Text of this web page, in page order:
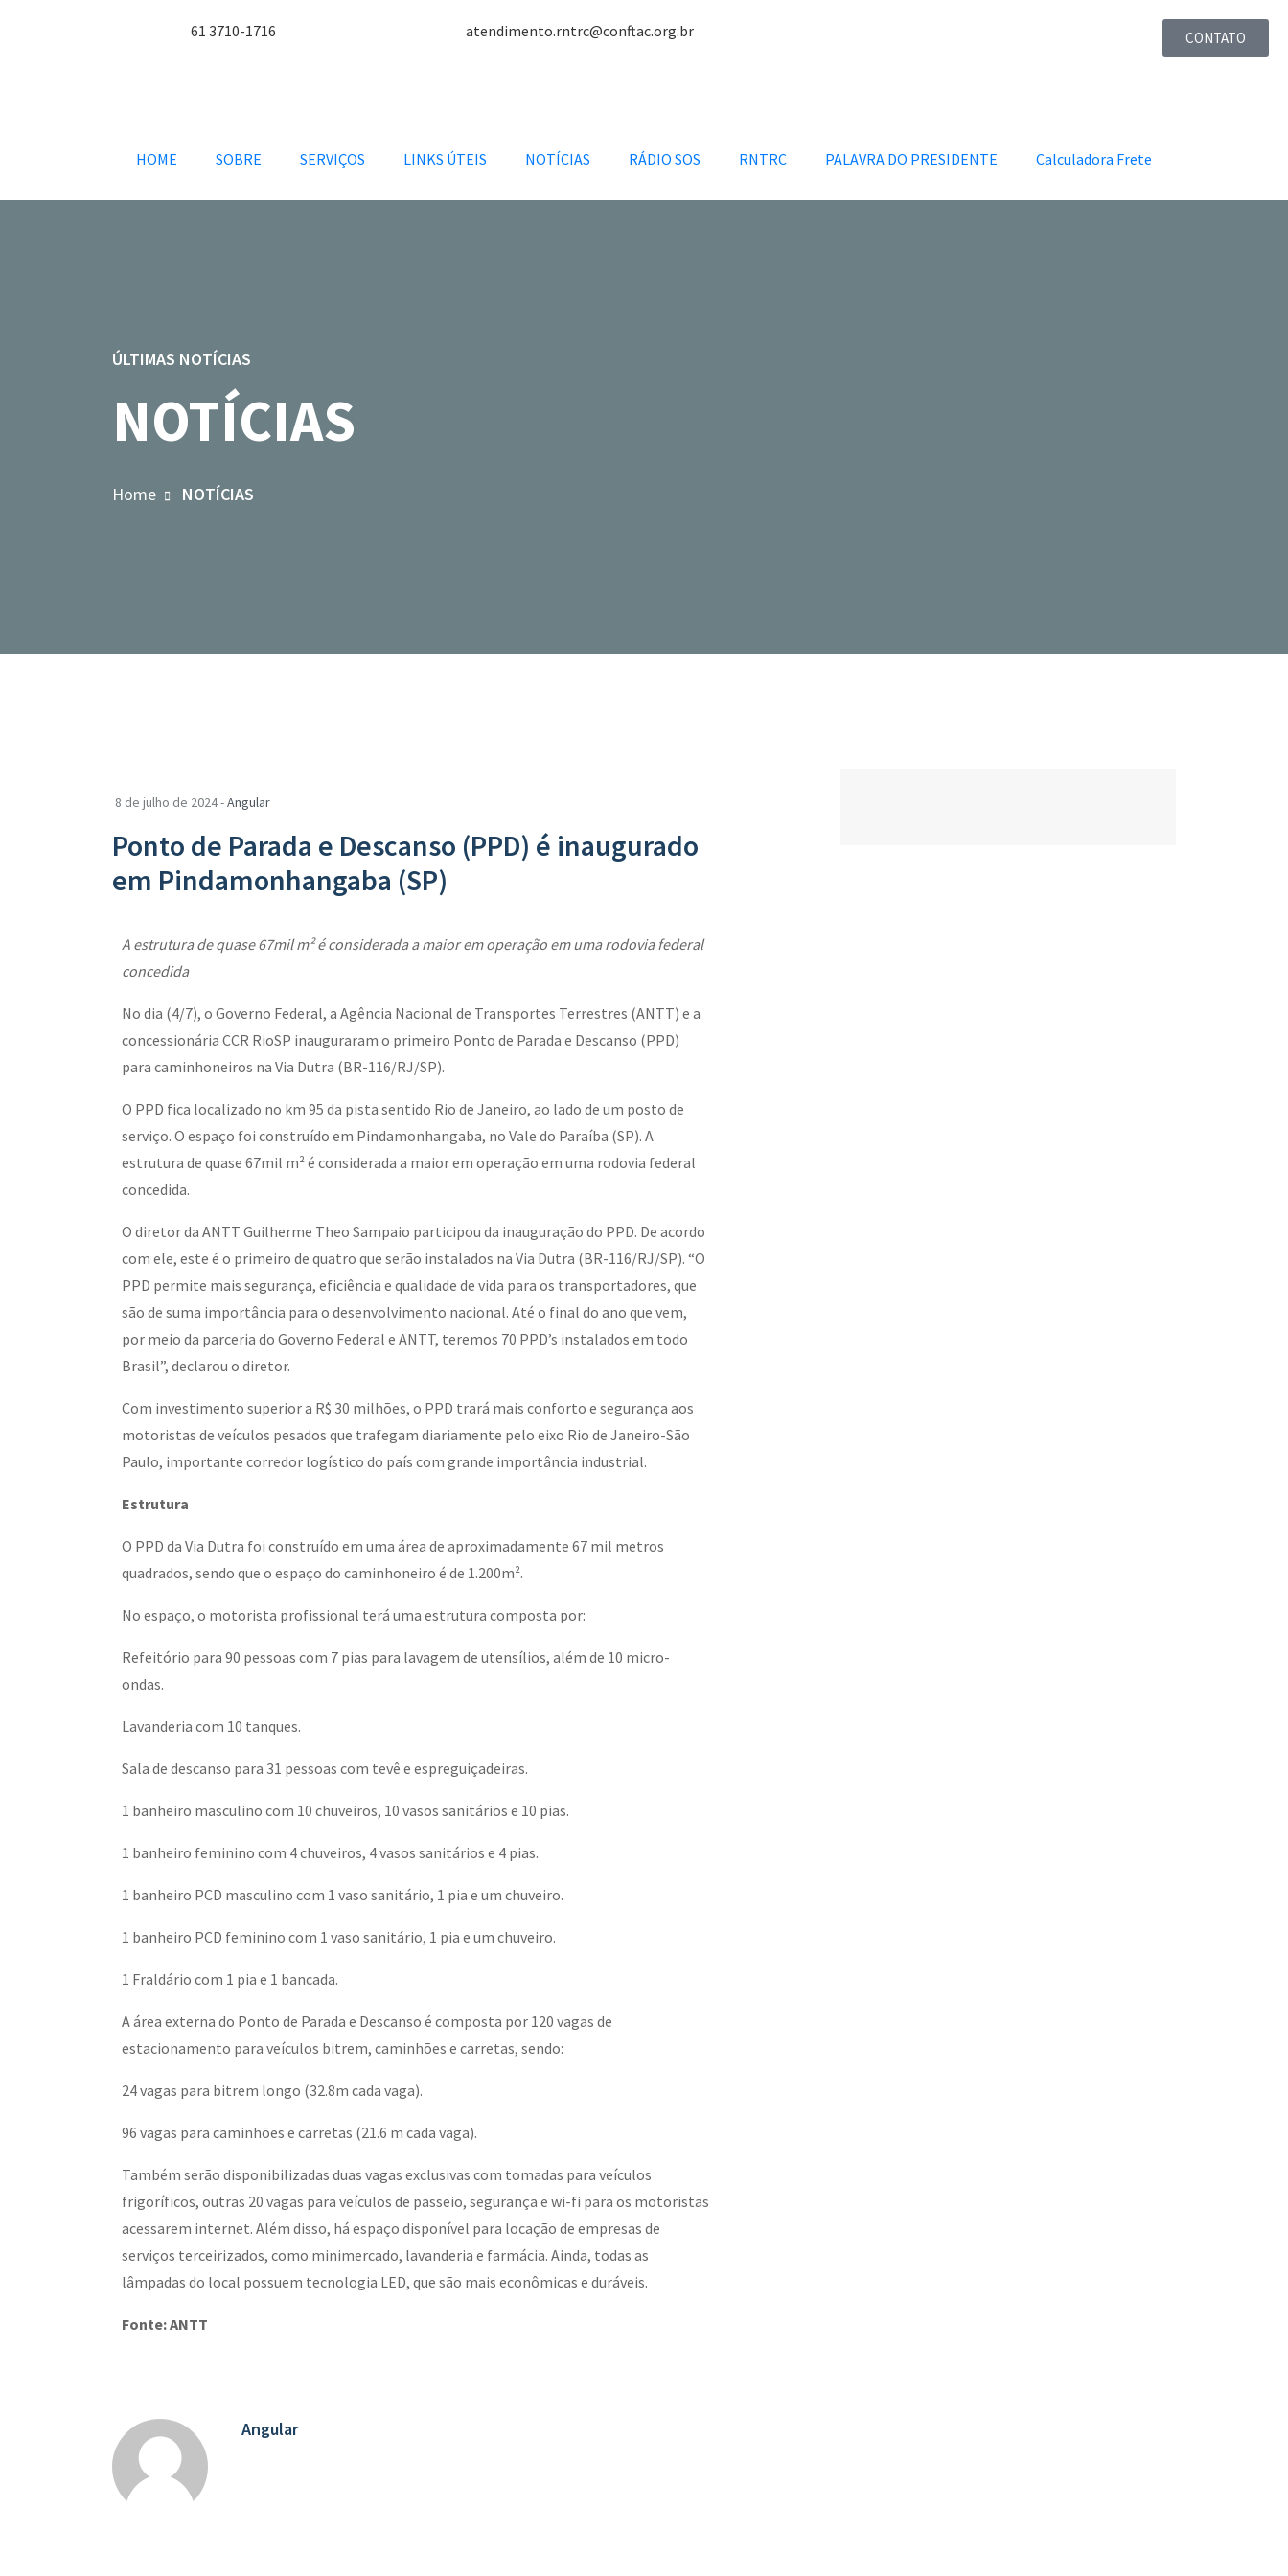
61 3710-1716 atendimento.rntrc@conftac.org.br CONTATO
HOME SOBRE SERVIÇOS LINKS ÚTEIS NOTÍCIAS RÁDIO SOS RNTRC PALAVRA DO PRESIDENTE Calculadora Frete
ÚLTIMAS NOTÍCIAS
NOTÍCIAS
Home NOTÍCIAS
8 de julho de 2024 -Angular
Ponto de Parada e Descanso (PPD) é inaugurado
em Pindamonhangaba (SP)
A estrutura de quase 67mil m² é considerada a maior em operação em uma rodovia federal
concedida
No dia (4/7), o Governo Federal, a Agência Nacional de Transportes Terrestres (ANTT) e a
concessionária CCR RioSP inauguraram o primeiro Ponto de Parada e Descanso (PPD)
para caminhoneiros na Via Dutra (BR-116/RJ/SP).
O PPD fica localizado no km 95 da pista sentido Rio de Janeiro, ao lado de um posto de
serviço. O espaço foi construído em Pindamonhangaba, no Vale do Paraíba (SP). A
estrutura de quase 67mil m² é considerada a maior em operação em uma rodovia federal
concedida.
O diretor da ANTT Guilherme Theo Sampaio participou da inauguração do PPD. De acordo
com ele, este é o primeiro de quatro que serão instalados na Via Dutra (BR-116/RJ/SP). “O
PPD permite mais segurança, eficiência e qualidade de vida para os transportadores, que
são de suma importância para o desenvolvimento nacional. Até o final do ano que vem,
por meio da parceria do Governo Federal e ANTT, teremos 70 PPD’s instalados em todo
Brasil”, declarou o diretor.
Com investimento superior a R$ 30 milhões, o PPD trará mais conforto e segurança aos
motoristas de veículos pesados que trafegam diariamente pelo eixo Rio de Janeiro-São
Paulo, importante corredor logístico do país com grande importância industrial.
Estrutura
O PPD da Via Dutra foi construído em uma área de aproximadamente 67 mil metros
quadrados, sendo que o espaço do caminhoneiro é de 1.200m².
No espaço, o motorista profissional terá uma estrutura composta por:
Refeitório para 90 pessoas com 7 pias para lavagem de utensílios, além de 10 micro-
ondas.
Lavanderia com 10 tanques.
Sala de descanso para 31 pessoas com tevê e espreguiçadeiras.
1 banheiro masculino com 10 chuveiros, 10 vasos sanitários e 10 pias.
1 banheiro feminino com 4 chuveiros, 4 vasos sanitários e 4 pias.
1 banheiro PCD masculino com 1 vaso sanitário, 1 pia e um chuveiro.
1 banheiro PCD feminino com 1 vaso sanitário, 1 pia e um chuveiro.
1 Fraldário com 1 pia e 1 bancada.
A área externa do Ponto de Parada e Descanso é composta por 120 vagas de
estacionamento para veículos bitrem, caminhões e carretas, sendo:
24 vagas para bitrem longo (32.8m cada vaga).
96 vagas para caminhões e carretas (21.6 m cada vaga).
Também serão disponibilizadas duas vagas exclusivas com tomadas para veículos
frigoríficos, outras 20 vagas para veículos de passeio, segurança e wi-fi para os motoristas
acessarem internet. Além disso, há espaço disponível para locação de empresas de
serviços terceirizados, como minimercado, lavanderia e farmácia. Ainda, todas as
lâmpadas do local possuem tecnologia LED, que são mais econômicas e duráveis.
Fonte: ANTT
Angular